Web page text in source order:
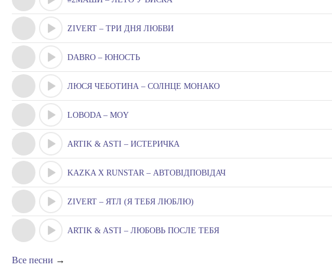
ZIVERT – ТРИ ДНЯ ЛЮБВИ
DABRO – ЮНОСТЬ
ЛЮСЯ ЧЕБОТИНА – СОЛНЦЕ МОНАКО
LOBODA – MOY
ARTIK & ASTI – ИСТЕРИЧКА
KAZKA X RUNSTAR – АВТОВІДПОВІДАЧ
ZIVERT – ЯТЛ (Я ТЕБЯ ЛЮБЛЮ)
ARTIK & ASTI – ЛЮБОВЬ ПОСЛЕ ТЕБЯ
Все песни →